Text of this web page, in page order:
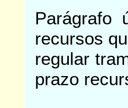
Parágrafo
recursos
regular
prazo